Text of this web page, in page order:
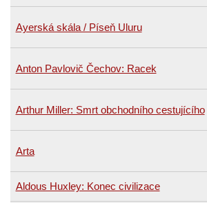
Ayerská skála / Píseň Uluru
Anton Pavlovič Čechov: Racek
Arthur Miller: Smrt obchodního cestujícího
Arta
Aldous Huxley: Konec civilizace